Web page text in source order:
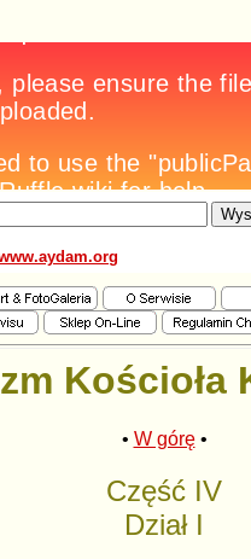
Kościoła
• W górę•
Część IV
Dział I